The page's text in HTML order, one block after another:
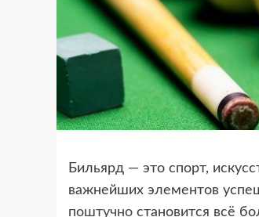
Бильярд — это спорт,
важнейших элементов
поштучно становится всё